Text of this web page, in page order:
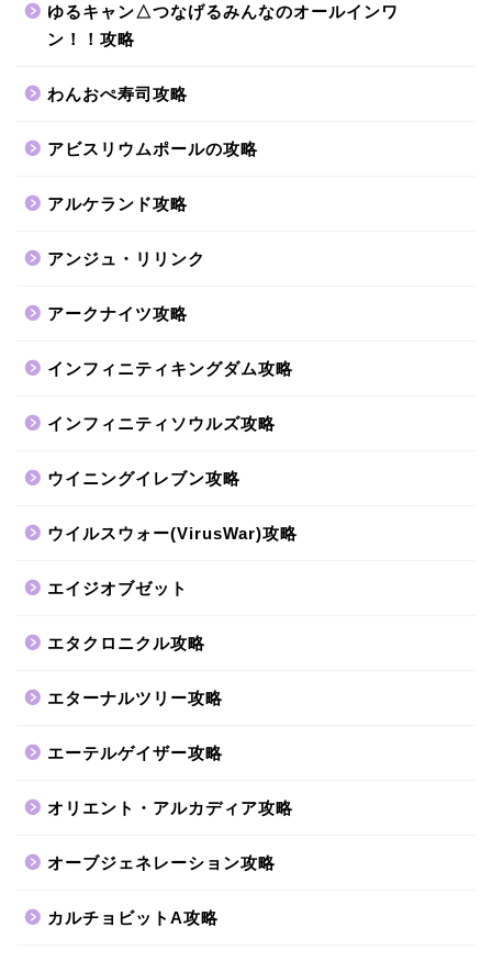
ゆるキャン△つなげるみんなのオールインワ
ン！！攻略
わんおぺ寿司攻略
アビスリウムポールの攻略
アルケランド攻略
アンジュ・リリンク
アークナイツ攻略
インフィニティキングダム攻略
インフィニティソウルズ攻略
ウイニングイレブン攻略
ウイルスウォー(VirusWar)攻略
エイジオブゼット
エタクロニクル攻略
エターナルツリー攻略
エーテルゲイザー攻略
オリエント・アルカディア攻略
オーブジェネレーション攻略
カルチョビットA攻略